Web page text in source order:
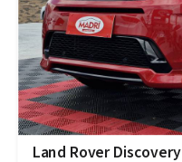
Land Rover Discovery